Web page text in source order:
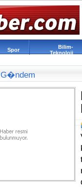
Spor
Bilim-
Teknoloji
G�ndem